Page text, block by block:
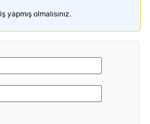
olmalısınız.